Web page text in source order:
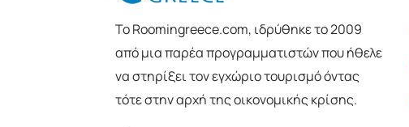
To Roomingreece.com, ιδρύθηκε το 2009
από μια παρέα προγραμματιστών που ήθελε
να στηρίξει τον εγχώριο τουρισμό όντας
τότε στην αρχή της οικονομικής κρίσης.